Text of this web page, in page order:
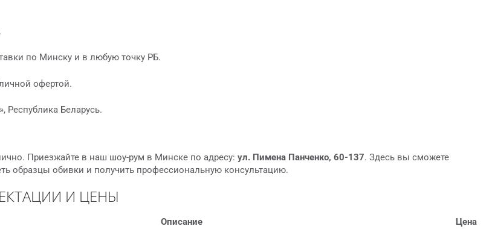
по Минску и в любую точку РБ.
офертой.
Республика Беларусь.
Приезжайте в наш шоу-рум в Минске по адресу: ул. Пимена Панченко, 60-137. Здесь вы сможете
образцы обивки и получить профессиональную консультацию.
И ЦЕНЫ
Описание Цена